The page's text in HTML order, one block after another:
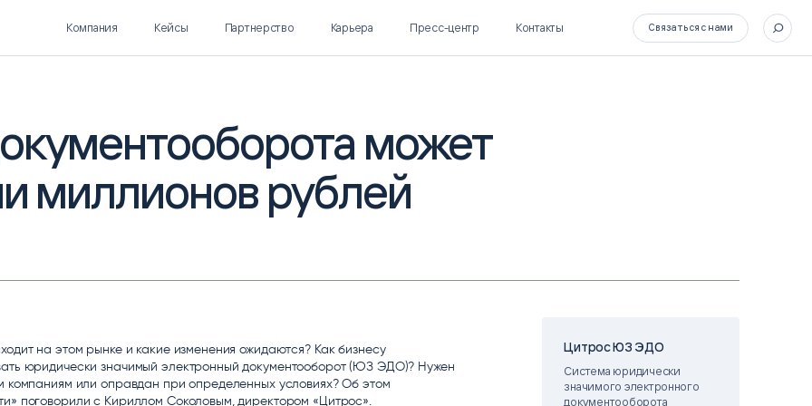
Polymatica EPM
ПЛАНИРОВАНИЕ И
БЮДЖЕТИРОВАНИЕ
SL Soft AI
AI ДЛЯ ГИПЕРАВТОМАТИЗАЦИИ
Компания Кейсы Партнерство Карьера Пресс-центр Контакты Связаться с нами
может
миллионов рублей
на этом рынке и какие изменения ожидаются? Как бизнесу
юридически значимый электронный документооборот (ЮЗ ЭДО)? Нужен
компаниям или оправдан при определенных условиях? Об этом
поговорили с Кириллом Соколовым, директором «Цитрос».
Цитрос ЮЗ ЭДО
Система юридически
значимого электронного
документооборота